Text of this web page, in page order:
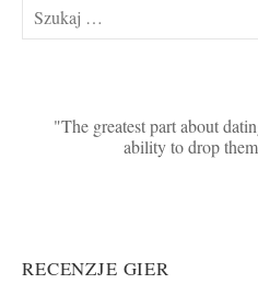
Szukaj:
The greatest part about
ability to drop
RECENZJE GIER